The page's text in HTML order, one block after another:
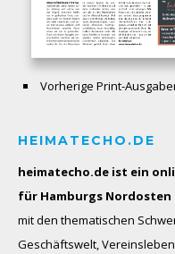
Vorherige Print-
HEIMATECHO.DE
heimatecho.de ist ein
für Hamburgs Nordosten
mit den thematischen
Geschäftswelt,